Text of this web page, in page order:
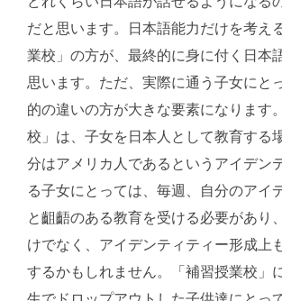
だと思います。日本語能力だけを考え
業校」の方が、最終的に身に付く日本
思います。ただ、実際に通う子女にと
的の違いの方が大きな要素になります
校」は、子女を日本人として教育する
分はアメリカ人であるというアイデン
る子女にとっては、毎週、自分のアイ
と齟齬のある教育を受ける必要があり
けでなく、アイデンティティー形成上
するかもしれません。「補習授業校」